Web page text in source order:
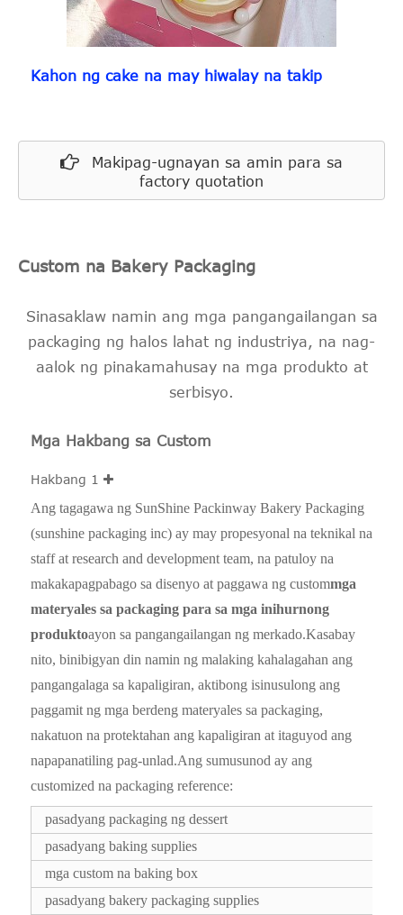
Kahon ng cake na may hiwalay na takip
Makipag-ugnayan sa amin para sa
factory quotation
Custom na Bakery Packaging
Sinasaklaw namin ang mga pangangailangan sa
packaging ng halos lahat ng industriya, na nag-
aalok ng pinakamahusay na mga produkto at
serbisyo.
Mga Hakbang sa Custom
Hakbang 1
Ang tagagawa ng SunShine Packinway Bakery Packaging
(sunshine packaging inc) ay may propesyonal na teknikal na
staff at research and development team, na patuloy na
makakapagpabago sa disenyo at paggawa ng custommga
materyales sa packaging para sa mga inihurnong
produktoayon sa pangangailangan ng merkado.Kasabay
nito, binibigyan din namin ng malaking kahalagahan ang
pangangalaga sa kapaligiran, aktibong isinusulong ang
paggamit ng mga berdeng materyales sa packaging,
nakatuon na protektahan ang kapaligiran at itaguyod ang
napapanatiling pag-unlad.Ang sumusunod ay ang
customized na packaging reference:
pasadyang packaging ng dessert
pasadyang baking supplies
mga custom na baking box
pasadyang bakery packaging supplies